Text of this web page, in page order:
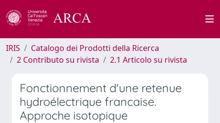
IRIS
Catalogo dei Prodotti della Ricerca
2 Contributo su rivista
2.1 Articolo su rivista
Fonctionnement d'une retenue
hydroélectrique francaise.
Approche isotopique